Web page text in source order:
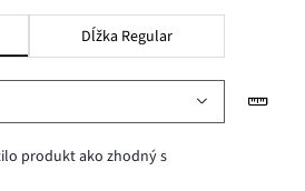
Dĺžka Regular
produkt ako zhodný s